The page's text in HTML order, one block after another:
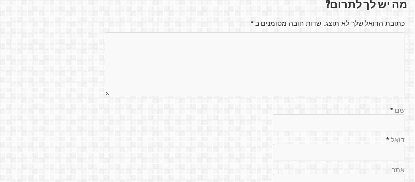
מה יש לך לתרום?
כתובת הדואל שלך לא תוצג. שדות חובה מסומנים ב*
שם *
דואל *
אתר